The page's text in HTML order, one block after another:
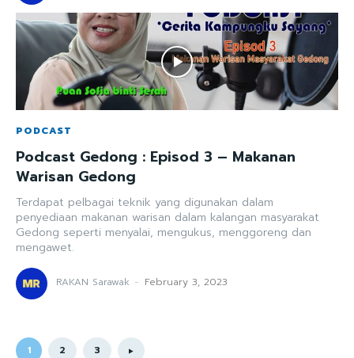
PODCAST
Podcast Gedong : Episod 3 – Makanan
Warisan Gedong
Terdapat pelbagai teknik yang digunakan dalam
penyediaan makanan warisan dalam kalangan masyarakat
Gedong seperti menyalai, mengukus, menggoreng dan
mengawet.
RAKAN Sarawak - February 3, 2023
1 2 3